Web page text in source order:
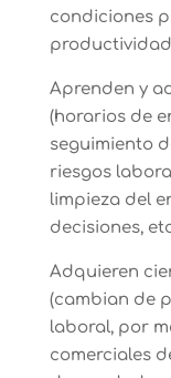
condiciones
Aprenden y
(horarios de
seguimiento
riesgos
limpieza del
decisiones,
Adquieren
(cambian de
laboral, por
comerciales